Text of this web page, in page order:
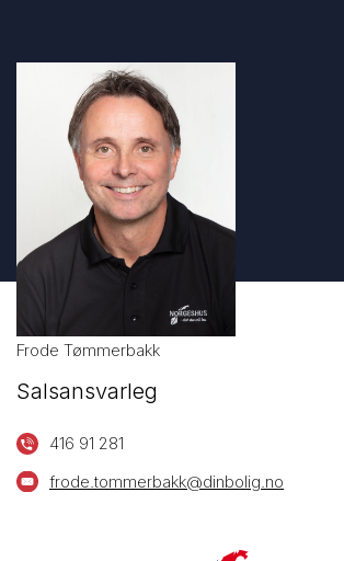
Frode Tømmerbakk
Salsansvarleg
416 91 281
frode.tommerbakk@dinbolig.no